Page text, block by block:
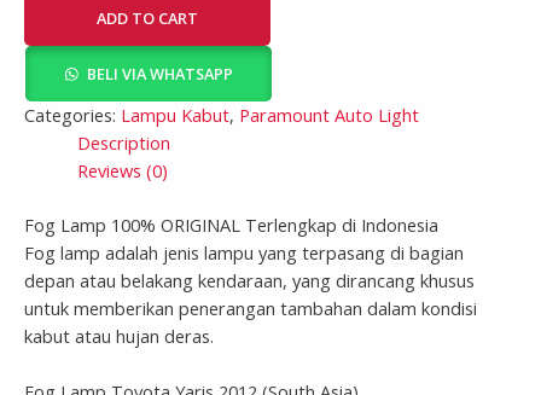
ADD TO CART
BELI VIA WHATSAPP
Categories: Lampu Kabut, Paramount Auto Light
Description
Reviews (0)
Fog Lamp 100% ORIGINAL Terlengkap di Indonesia
Fog lamp adalah jenis lampu yang terpasang di bagian
depan atau belakang kendaraan, yang dirancang khusus
untuk memberikan penerangan tambahan dalam kondisi
kabut atau hujan deras.